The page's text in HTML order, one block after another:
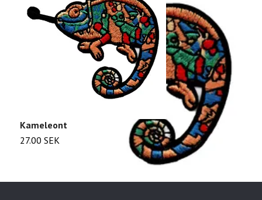
Kameleont
27.00 SEK